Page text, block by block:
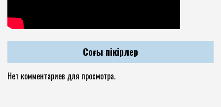
Соңғы пікірлер
Нет комментариев для просмотра.